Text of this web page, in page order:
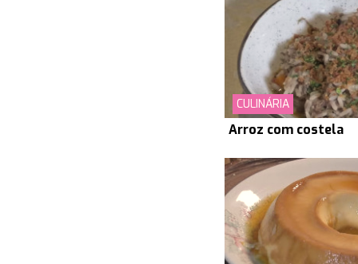
CULINÁRIA
Arroz com costela